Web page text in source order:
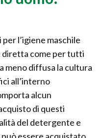
l’igiene maschile
diretta come per tutti
meno diffusa la cultura
all’interno
alcun
di questi
del detergente e